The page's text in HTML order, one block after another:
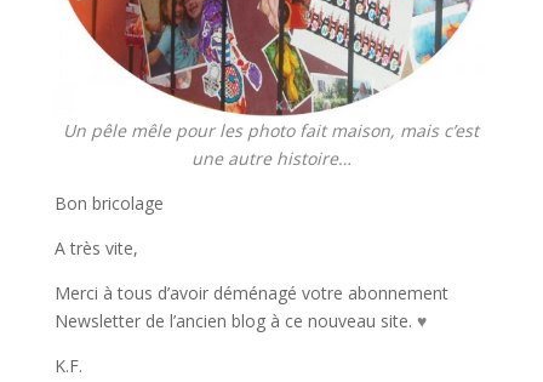
Un pêle mêle pour les photo fait maison, mais c’est
une autre histoire…
Bon bricolage
A très vite,
Merci à tous d’avoir déménagé votre abonnement
Newsletter de l’ancien blog à ce nouveau site. ♥
K.F.